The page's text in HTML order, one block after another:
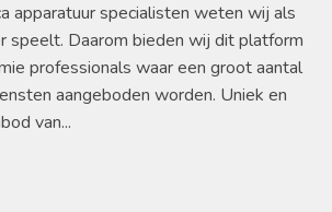
apparatuur specialisten weten wij als
speelt. Daarom bieden wij dit platform
professionals waar een groot aantal
aangeboden worden. Uniek en
van...